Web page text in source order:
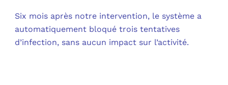
Six mois après notre intervention, le système a
automatiquement bloqué trois tentatives
d’infection, sans aucun impact sur l’activité.